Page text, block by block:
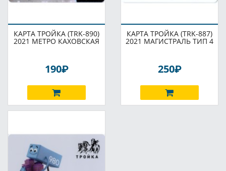
КАРТА ТРОЙКА (TRK-890)
2021 МЕТРО КАХОВСКАЯ
190P
КАРТА ТРОЙКА (TRK-887)
2021 МАГИСТРАЛЬ ТИП 4
250P